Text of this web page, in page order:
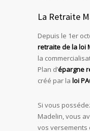
La Retraite
Depuis le 1er
retraite de la loi
la
Plan d’épargne
créé par la loi
Si vous
Madelin, vous
vos versements